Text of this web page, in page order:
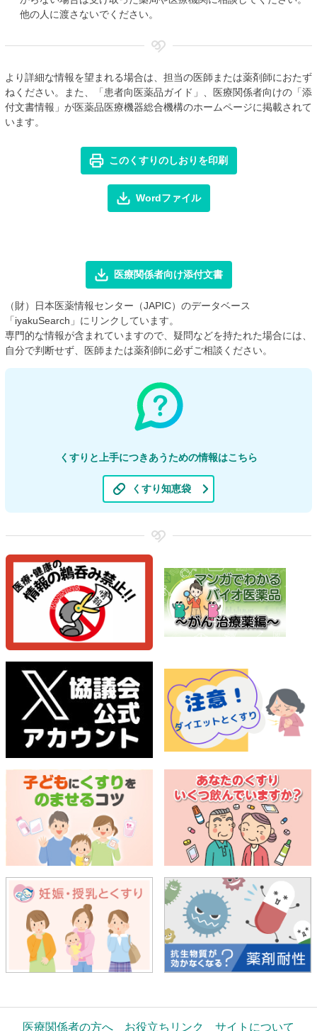
他の人に渡さないでください。
より詳細な情報を望まれる場合は、担当の医師または薬剤師におたず
ねください。また、「患者向医薬品ガイド」、医療関係者向けの「添
付文書情報」が医薬品医療機器総合機構のホームページに掲載されて
います。
このくすりのしおりを印刷
Wordファイル
医療関係者向け添付文書
（財）日本医薬情報センター（JAPIC）のデータベース
「iyakuSearch」にリンクしています。
専門的な情報が含まれていますので、疑問などを持たれた場合には、
自分で判断せず、医師または薬剤師に必ずご相談ください。
くすりと上手につきあうための情報はこちら
くすり知恵袋
医療関係者の方へ お役立ちリンク サイトについて